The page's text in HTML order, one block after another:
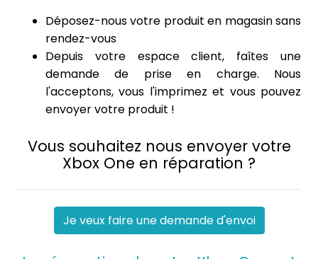
Déposez-nous votre produit en magasin sans
rendez-vous
Depuis votre espace client, faîtes une
demande de prise en charge. Nous
l'acceptons, vous l'imprimez et vous pouvez
envoyer votre produit !
Vous souhaitez nous envoyer votre
Xbox One en réparation ?
Je veux faire une demande d'envoi